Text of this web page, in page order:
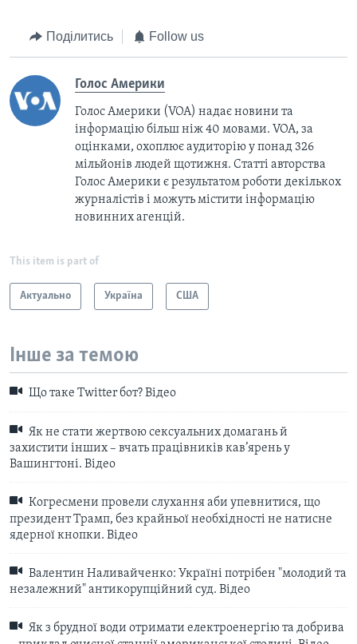
Поділитись Follow us
Голос Америки
Голос Америки (VOA) надає новини та
інформацію більш ніж 40 мовами. VOA, за
оцінками, охоплює аудиторію у понад 326
мільйонів людей щотижня. Статті авторства
Голос Америки є результатом роботи декількох
журналістів і можуть містити інформацію
новинних агенцій.
This item is part of
Актуально Україна США
Інше за темою
Що таке Twitter бот? Відео
Як не стати жертвою сексуальних домагань й
захистити інших – вчать працівників кав’ярень у
Вашингтоні. Відео
Когресмени провели слухання аби упевнитися, що
президент Трамп, без крайньої необхідності не натисне
ядерної кнопки. Відео
Валентин Наливайченко: Україні потрібен "молодий та
незалежний" антикорупційний суд. Відео
Як з брудної води отримати електроенергію та добрива